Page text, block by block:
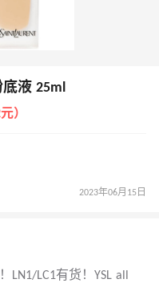
底液 25ml
）
2023年06月15日
LN1/LC1有货！YSL all